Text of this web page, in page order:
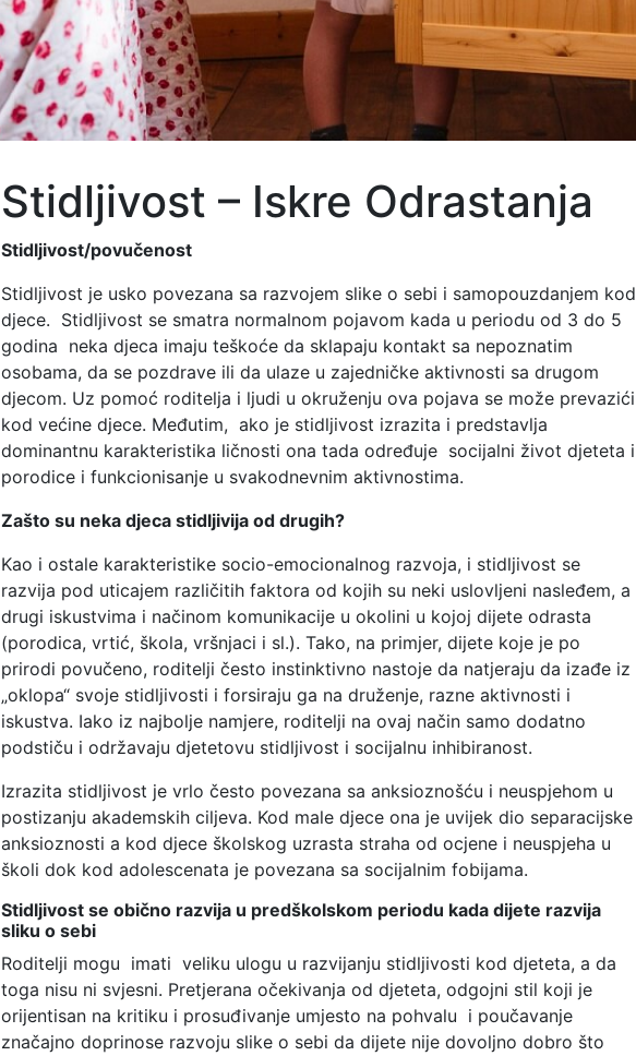
Stidljivost – Iskre Odrastanja
Stidljivost/povučenost
Stidljivost je usko povezana sa razvojem slike o sebi i samopouzdanjem kod
djece. Stidljivost se smatra normalnom pojavom kada u periodu od 3 do 5
godina neka djeca imaju teškoće da sklapaju kontakt sa nepoznatim
osobama, da se pozdrave ili da ulaze u zajedničke aktivnosti sa drugom
djecom. Uz pomoć roditelja i ljudi u okruženju ova pojava se može prevazići
kod većine djece. Međutim, ako je stidljivost izrazita i predstavlja
dominantnu karakteristika ličnosti ona tada određuje socijalni život djeteta i
porodice i funkcionisanje u svakodnevnim aktivnostima.
Zašto su neka djeca stidljivija od drugih?
Kao i ostale karakteristike socio-emocionalnog razvoja, i stidljivost se
razvija pod uticajem različitih faktora od kojih su neki uslovljeni nasleđem, a
drugi iskustvima i načinom komunikacije u okolini u kojoj dijete odrasta
(porodica, vrtić, škola, vršnjaci i sl.). Tako, na primjer, dijete koje je po
prirodi povučeno, roditelji često instinktivno nastoje da natjeraju da izađe iz
„oklopa“ svoje stidljivosti i forsiraju ga na druženje, razne aktivnosti i
iskustva. Iako iz najbolje namjere, roditelji na ovaj način samo dodatno
podstiču i održavaju djetetovu stidljivost i socijalnu inhibiranost.
Izrazita stidljivost je vrlo često povezana sa anksioznošću i neuspjehom u
postizanju akademskih ciljeva. Kod male djece ona je uvijek dio separacijske
anksioznosti a kod djece školskog uzrasta straha od ocjene i neuspjeha u
školi dok kod adolescenata je povezana sa socijalnim fobijama.
Stidljivost se obično razvija u predškolskom periodu kada dijete razvija
sliku o sebi
Roditelji mogu imati veliku ulogu u razvijanju stidljivosti kod djeteta, a da
toga nisu ni svjesni. Pretjerana očekivanja od djeteta, odgojni stil koji je
orijentisan na kritiku i prosuđivanje umjesto na pohvalu i poučavanje
značajno doprinose razvoju slike o sebi da dijete nije dovoljno dobro što